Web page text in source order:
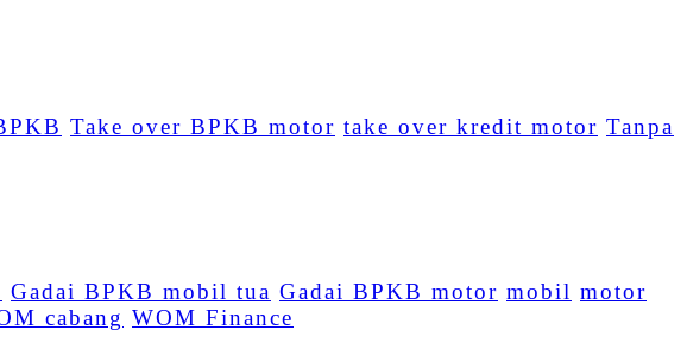
Take over BPKB motor take over kredit motor Tanpa
Gadai BPKB mobil tua Gadai BPKB motor mobil motor
cabang WOM Finance